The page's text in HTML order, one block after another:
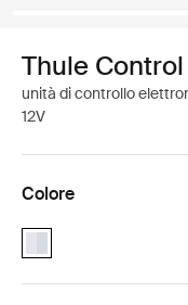
Thule
unità di controllo
12V
Colore
Thule Control Box for